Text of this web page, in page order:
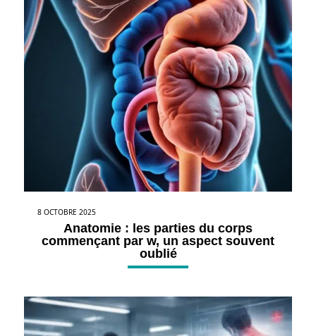
8 OCTOBRE 2025
Anatomie : les parties du corps
commençant par w, un aspect souvent
oublié